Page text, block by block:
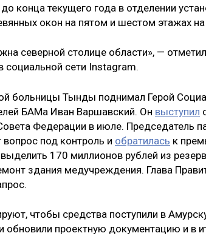
конца текущего года в отделении
окон на пятом и шестом этажах
северной столице области», —
социальной сети Instagram.
больницы Тынды поднимал Герой
БАМа Иван Варшавский. Он выступил
Федерации в июле. Председатель
под контроль и обратилась к
170 миллионов рублей из
здания медучреждения. Глава
чтобы средства поступили в
обновили проектную документацию и в